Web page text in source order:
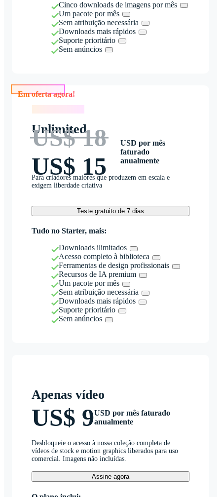
Cinco downloads de imagens por mês
Um pacote por mês
Sem atribuição necessária
Downloads mais rápidos
Suporte prioritário
Sem anúncios
Unlimited
US$ 18
US$ 15
USD por mês
faturado
anualmente
Para criadores maiores que produzem em escala e
exigem liberdade criativa
Teste gratuito de 7 dias
Tudo no Starter, mais:
Downloads ilimitados
Acesso completo à biblioteca
Ferramentas de design profissionais
Recursos de IA premium
Um pacote por mês
Sem atribuição necessária
Downloads mais rápidos
Suporte prioritário
Sem anúncios
Apenas vídeo
US$ 9USD por mês faturado
anualmente
Desbloqueie o acesso à nossa coleção completa de
vídeos de stock e motion graphics liberados para uso
comercial. Imagens não incluídas.
Assine agora